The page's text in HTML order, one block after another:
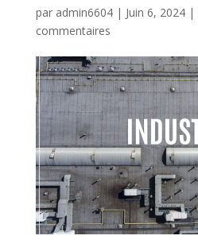
par admin6604| Juin 6, 2024|
commentaires